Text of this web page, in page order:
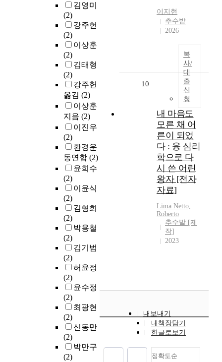
김영미
(2)
강주헌
(2)
이상훈
(2)
김태형
(2)
강주헌
옮김 (2)
이상훈
지음 (2)
이진우
(2)
환경운
동연합 (2)
윤희수
(2)
이윤식
(2)
김형희
(2)
박용철
(2)
김기범
(2)
허윤정
(2)
윤수정
(2)
최광현
(2)
신동만
(2)
박만구
(2)
이지현
추수밭
2026
복
사/
대
출
신
청
10
내 마음도
모른 채 어
른이 되었
다 : 융 심리
학으로 다
시 쓴 어린
왕자 [전자
자료]
Lima Netto,
Roberto
추수밭 [제
작]
2023
내보내기
내책장담기
한글로보기
정확도순